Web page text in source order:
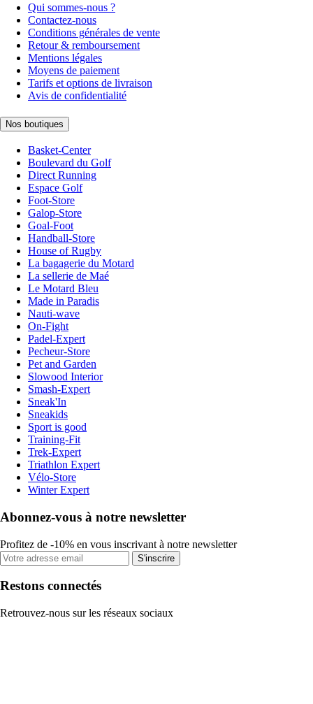
Qui sommes-nous ?
Contactez-nous
Conditions générales de vente
Retour & remboursement
Mentions légales
Moyens de paiement
Tarifs et options de livraison
Avis de confidentialité
Nos boutiques
Basket-Center
Boulevard du Golf
Direct Running
Espace Golf
Foot-Store
Galop-Store
Goal-Foot
Handball-Store
House of Rugby
La bagagerie du Motard
La sellerie de Maé
Le Motard Bleu
Made in Paradis
Nauti-wave
On-Fight
Padel-Expert
Pecheur-Store
Pet and Garden
Slowood Interior
Smash-Expert
Sneak'In
Sneakids
Sport is good
Training-Fit
Trek-Expert
Triathlon Expert
Vélo-Store
Winter Expert
Abonnez-vous à notre newsletter
Profitez de -10% en vous inscrivant à notre newsletter
S'inscrire
Restons connectés
Retrouvez-nous sur les réseaux sociaux